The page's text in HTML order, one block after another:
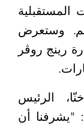
المستقبلية
وستعرض
رينج روڤر
الرئيس
"يشرفنا أن